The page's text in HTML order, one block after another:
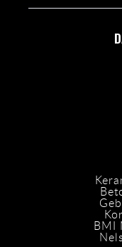
BMI